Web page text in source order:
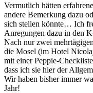
Vermutlich hätten
andere Bemerkung dazu
sich stellen könnte… Ich
Anregungen dazu in den
Nach nur zwei
die Mosel (im Hotel
mit einer Peppie-
dass ich sie hier der
Wir haben bisher immer
Jahr!